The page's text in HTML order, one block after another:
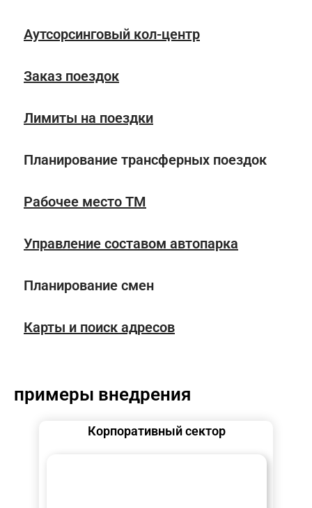
Аутсорсинговый кол-центр
Заказ поездок
Лимиты на поездки
Планирование трансферных поездок
Рабочее место ТМ
Управление составом автопарка
Планирование смен
Карты и поиск адресов
примеры внедрения
Корпоративный сектор